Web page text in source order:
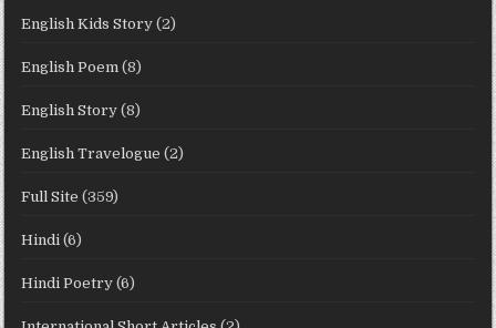
English Kids Story (2)
English Poem (8)
English Story (8)
English Travelogue (2)
Full Site (359)
Hindi (6)
Hindi Poetry (6)